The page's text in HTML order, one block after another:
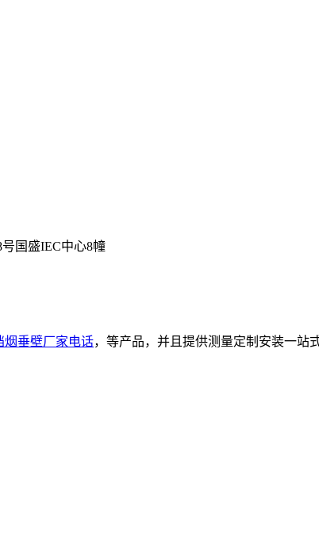
国盛IEC中心8幢
烟垂壁厂家电话，等产品，并且提供测量定制安装一站